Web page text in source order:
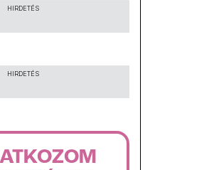
HIRDETÉS
HIRDETÉS